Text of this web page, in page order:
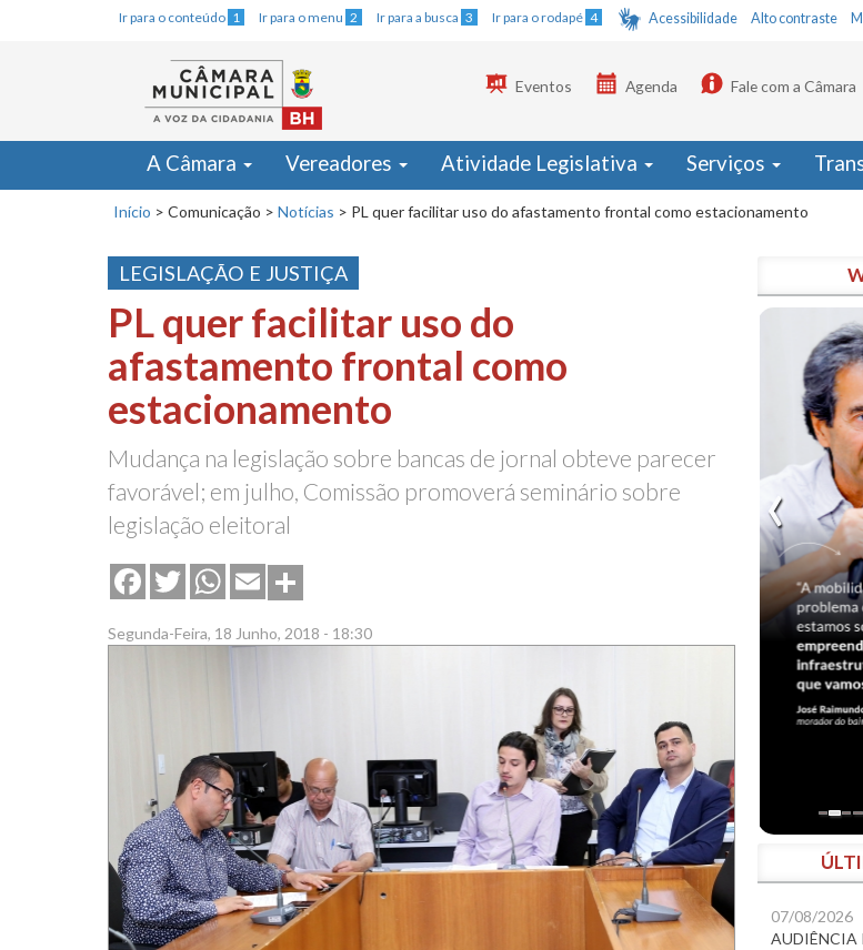
Ir para o conteúdo 1 Ir para o menu 2 Ir para a busca 3 Ir para o rodapé 4 Acessibilidade Alto contraste
Eventos Agenda Fale com a Câmara
A Câmara Vereadores Atividade Legislativa Serviços
Início > Comunicação > Notícias > PL quer facilitar uso do afastamento frontal como estacionamento
LEGISLAÇÃO E JUSTIÇA
PL quer facilitar uso do
afastamento frontal como
estacionamento
Mudança na legislação sobre bancas de jornal obteve parecer
favorável; em julho, Comissão promoverá seminário sobre
legislação eleitoral
FacebookTwitterWhatsApp
Email
Segunda-Feira, 18 Junho, 2018 - 18:30
07/08/2026
AUDIÊNCIA